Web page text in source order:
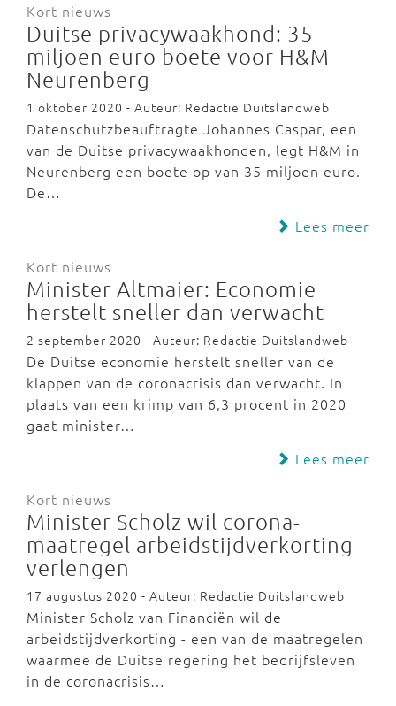
Kort nieuws
Duitse privacywaakhond: 35
miljoen euro boete voor H&M
Neurenberg
1 oktober 2020 - Auteur: Redactie Duitslandweb
Datenschutzbeauftragte Johannes Caspar, een
van de Duitse privacywaakhonden, legt H&M in
Neurenberg een boete op van 35 miljoen euro.
De…
Lees meer
Kort nieuws
Minister Altmaier: Economie
herstelt sneller dan verwacht
2 september 2020 - Auteur: Redactie Duitslandweb
De Duitse economie herstelt sneller van de
klappen van de coronacrisis dan verwacht. In
plaats van een krimp van 6,3 procent in 2020
gaat minister…
Lees meer
Kort nieuws
Minister Scholz wil corona-
maatregel arbeidstijdverkorting
verlengen
17 augustus 2020 - Auteur: Redactie Duitslandweb
Minister Scholz van Financiën wil de
arbeidstijdverkorting - een van de maatregelen
waarmee de Duitse regering het bedrijfsleven
in de coronacrisis…